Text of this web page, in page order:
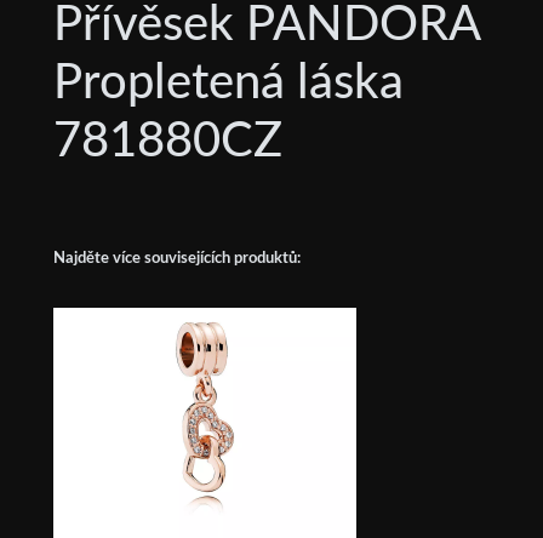
Přívěsek PANDORA
Propletená láska
781880CZ
Najděte více souvisejících produktů: